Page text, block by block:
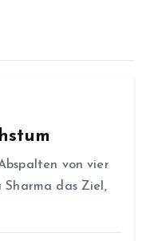
von vier
das Ziel,